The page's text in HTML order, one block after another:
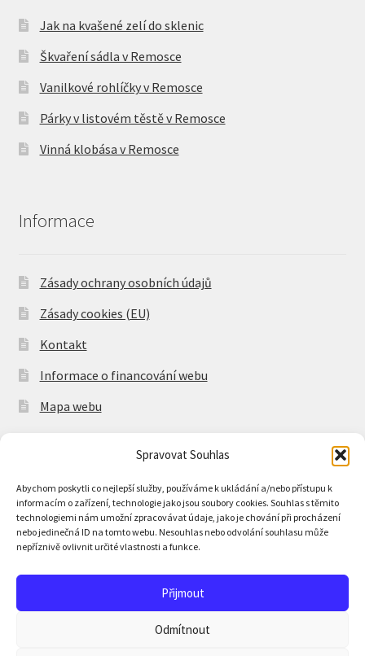
Spravovat Souhlas
Abychom poskytli co nejlepší služby, používáme k ukládání a/nebo přístupu k
informacím o zařízení, technologie jako jsou soubory cookies. Souhlas s těmito
technologiemi nám umožní zpracovávat údaje, jako je chování při procházení
nebo jedinečná ID na tomto webu. Nesouhlas nebo odvolání souhlasu může
nepříznivě ovlivnit určité vlastnosti a funkce.
Přijmout
Odmítnout
Jak na kvašené zelí do sklenic
Škvaření sádla v Remosce
Vanilkové rohlíčky v Remosce
Párky v listovém těstě v Remosce
Vinná klobása v Remosce
Informace
Zásady ochrany osobních údajů
Zásady cookies (EU)
Kontakt
Informace o financování webu
Mapa webu
Spravovat souhlas s cookies
Zásady ochrany osobních údajů
Vytvořeno pomocí